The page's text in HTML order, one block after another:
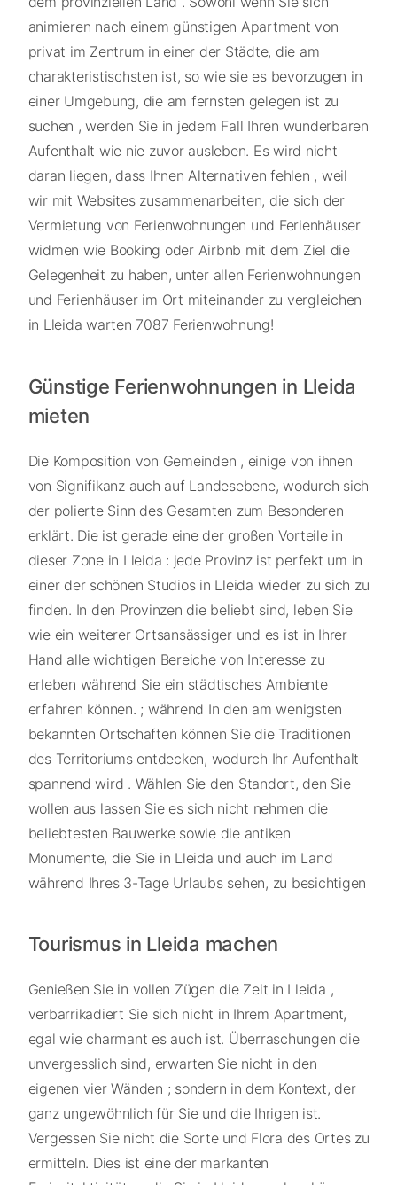
animieren nach einem günstigen Apartment von
privat im Zentrum in einer der Städte, die am
charakteristischsten ist, so wie sie es bevorzugen in
einer Umgebung, die am fernsten gelegen ist zu
suchen , werden Sie in jedem Fall Ihren wunderbaren
Aufenthalt wie nie zuvor ausleben. Es wird nicht
daran liegen, dass Ihnen Alternativen fehlen , weil
wir mit Websites zusammenarbeiten, die sich der
Vermietung von Ferienwohnungen und Ferienhäuser
widmen wie Booking oder Airbnb mit dem Ziel die
Gelegenheit zu haben, unter allen Ferienwohnungen
und Ferienhäuser im Ort miteinander zu vergleichen
in Lleida warten 7087 Ferienwohnung!
Günstige Ferienwohnungen in Lleida
mieten
Die Komposition von Gemeinden , einige von ihnen
von Signifikanz auch auf Landesebene, wodurch sich
der polierte Sinn des Gesamten zum Besonderen
erklärt. Die ist gerade eine der großen Vorteile in
dieser Zone in Lleida : jede Provinz ist perfekt um in
einer der schönen Studios in Lleida wieder zu sich zu
finden. In den Provinzen die beliebt sind, leben Sie
wie ein weiterer Ortsansässiger und es ist in Ihrer
Hand alle wichtigen Bereiche von Interesse zu
erleben während Sie ein städtisches Ambiente
erfahren können. ; während In den am wenigsten
bekannten Ortschaften können Sie die Traditionen
des Territoriums entdecken, wodurch Ihr Aufenthalt
spannend wird . Wählen Sie den Standort, den Sie
wollen aus lassen Sie es sich nicht nehmen die
beliebtesten Bauwerke sowie die antiken
Monumente, die Sie in Lleida und auch im Land
während Ihres 3-Tage Urlaubs sehen, zu besichtigen
Tourismus in Lleida machen
Genießen Sie in vollen Zügen die Zeit in Lleida ,
verbarrikadiert Sie sich nicht in Ihrem Apartment,
egal wie charmant es auch ist. Überraschungen die
unvergesslich sind, erwarten Sie nicht in den
eigenen vier Wänden ; sondern in dem Kontext, der
ganz ungewöhnlich für Sie und die Ihrigen ist.
Vergessen Sie nicht die Sorte und Flora des Ortes zu
ermitteln. Dies ist eine der markanten